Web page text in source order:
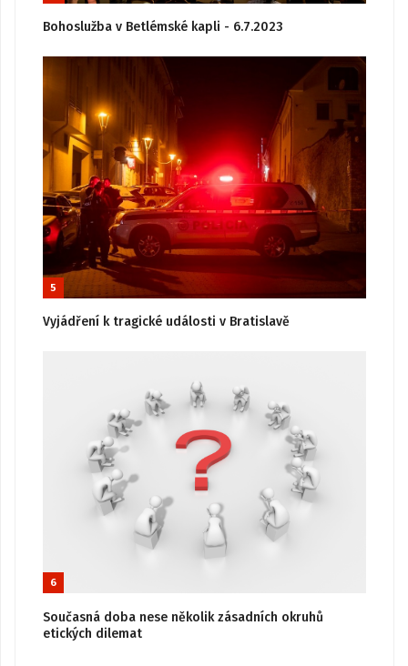
Bohoslužba v Betlémské kapli - 6.7.2023
5
Vyjádření k tragické události v Bratislavě
6
Současná doba nese několik zásadních okruhů
etických dilemat